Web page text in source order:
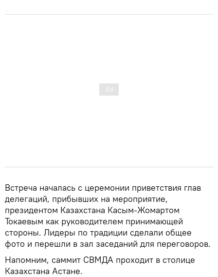
Встреча началась с церемонии приветствия глав
делегаций, прибывших на мероприятие,
президентом Казахстана Касым-Жомартом
Токаевым как руководителем принимающей
стороны. Лидеры по традиции сделали общее
фото и перешли в зал заседаний для переговоров.
Напомним, саммит СВМДА проходит в столице
Казахстана Астане.